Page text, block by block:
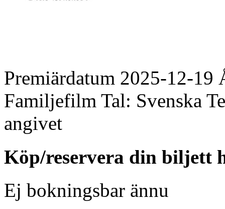
Premiärdatum 2025-12-19
Familjefilm Tal: Svenska
angivet
Köp/reservera din biljett
Ej bokningsbar ännu